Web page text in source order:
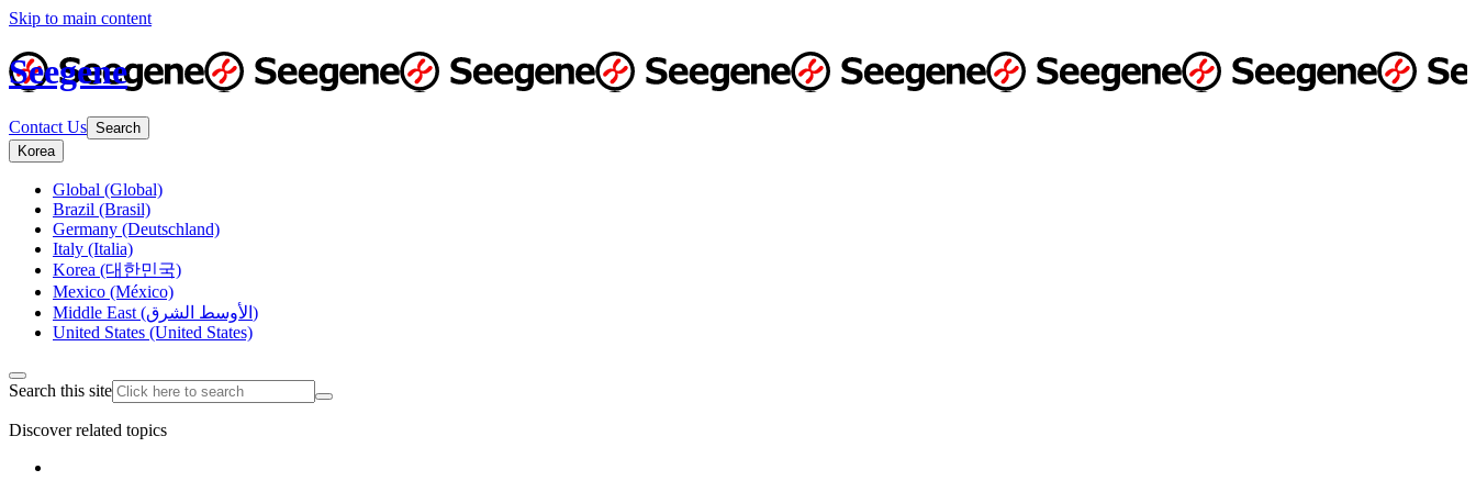
Skip to main content
Seegene
Contact Us Search
Korea
Global (Global)
Brazil (Brasil)
Germany (Deutschland)
Italy (Italia)
Korea (대한민국)
Mexico (México)
Middle East (الأوسط الشرق)
United States (United States)
Search this site
Discover related topics